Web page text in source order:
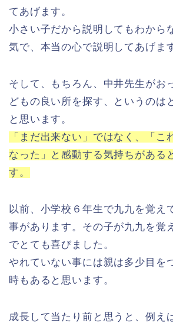
てあげます。
小さい子だから説明してもわから
気で、本当の心で説明してあげま
そして、もちろん、中井先生がお
どもの良い所を探す、というのは
と思います。
「まだ出来ない」ではなく、「こ
なった」と感動する気持ちがある
す。
以前、小学校６年生で九九を覚え
事があります。その子が九九を覚
でとても喜びました。
やれていない事には親は多少目を
時もあると思います。
成長して当たり前と思うと、例え